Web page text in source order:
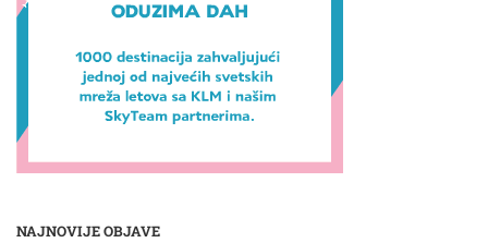
NAJNOVIJE OBJAVE